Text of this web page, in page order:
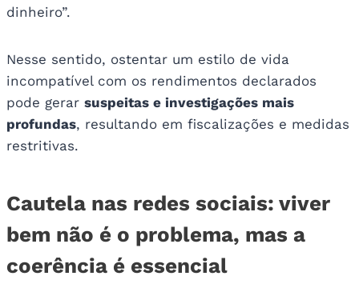
dinheiro”.
Nesse sentido, ostentar um estilo de vida
incompatível com os rendimentos declarados
pode gerar suspeitas e investigações mais
profundas, resultando em fiscalizações e medidas
restritivas.
Cautela nas redes sociais: viver
bem não é o problema, mas a
coerência é essencial